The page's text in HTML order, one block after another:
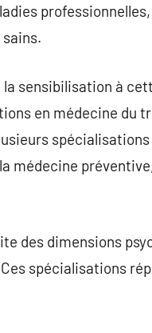
sensibilisation à
en médecine du
médecine
des dimensions
spécialisations